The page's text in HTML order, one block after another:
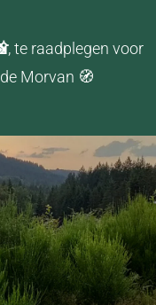
, te raadplegen voor
Morvan 🧭​